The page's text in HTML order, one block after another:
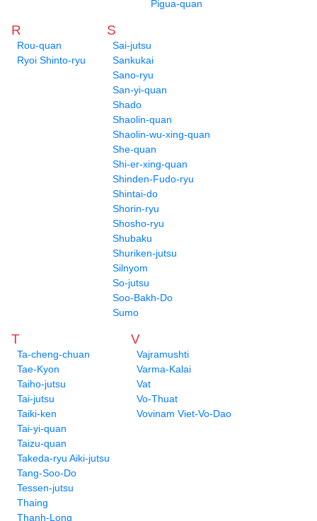
Pigua-quan
R
Rou-quan
Ryoi Shinto-ryu
S
Sai-jutsu
Sankukai
Sano-ryu
San-yi-quan
Shado
Shaolin-quan
Shaolin-wu-xing-quan
She-quan
Shi-er-xing-quan
Shinden-Fudo-ryu
Shintai-do
Shorin-ryu
Shosho-ryu
Shubaku
Shuriken-jutsu
Silnyom
So-jutsu
Soo-Bakh-Do
Sumo
T
Ta-cheng-chuan
Tae-Kyon
Taiho-jutsu
Tai-jutsu
Taiki-ken
Tai-yi-quan
Taizu-quan
Takeda-ryu Aiki-jutsu
Tang-Soo-Do
Tessen-jutsu
Thaing
Thanh-Long
V
Vajramushti
Varma-Kalai
Vat
Vo-Thuat
Vovinam Viet-Vo-Dao